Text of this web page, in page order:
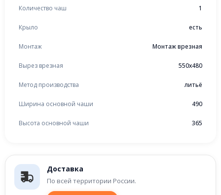
Доставка
По всей территории России.
Количество чаш 1
Крыло есть
Монтаж Монтаж врезная
Вырез врезная 550x480
Метод производства литьё
Ширина основной чаши 490
Высота основной чаши 365